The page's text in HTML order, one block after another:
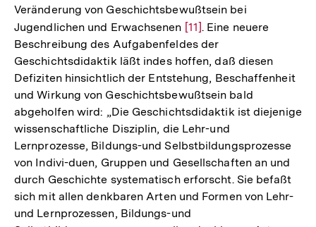
Veränderung von Geschichtsbewußtsein bei
Jugendlichen und Erwachsenen Zur
Auflösung
der
Fußnote
[11]. Eine neuere
Beschreibung des Aufgabenfeldes der
Geschichtsdidaktik läßt indes hoffen, daß diesen
Defiziten hinsichtlich der Entstehung, Beschaffenheit
und Wirkung von Geschichtsbewußtsein bald
abgeholfen wird: „Die Geschichtsdidaktik ist diejenige
wissenschaftliche Disziplin, die Lehr-und
Lernprozesse, Bildungs-und Selbstbildungsprozesse
von Indivi-duen, Gruppen und Gesellschaften an und
durch Geschichte systematisch erforscht. Sie befaßt
sich mit allen denkbaren Arten und Formen von Lehr-
und Lernprozessen, Bildungs-und